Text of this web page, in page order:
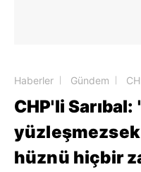
Haberler Gündem
CHP'li
yüzleşmezsek
hüznü hiçbir